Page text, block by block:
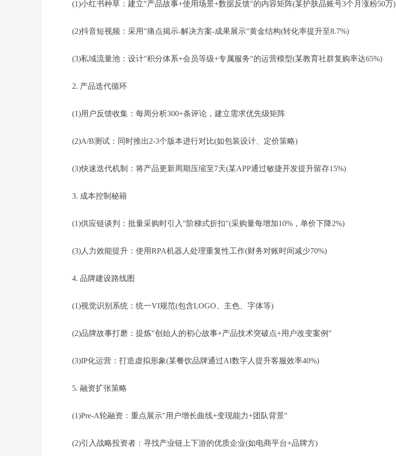
(1)小红书种草：建立"产品故事+使用场景+数据反馈"的内容矩阵(某护肤品账号3个月涨粉50万)
(2)抖音短视频：采用"痛点揭示-解决方案-成果展示"黄金结构(转化率提升至8.7%)
(3)私域流量池：设计"积分体系+会员等级+专属服务"的运营模型(某教育社群复购率达65%)
2. 产品迭代循环
(1)用户反馈收集：每周分析300+条评论，建立需求优先级矩阵
(2)A/B测试：同时推出2-3个版本进行对比(如包装设计、定价策略)
(3)快速迭代机制：将产品更新周期压缩至7天(某APP通过敏捷开发提升留存15%)
3. 成本控制秘籍
(1)供应链谈判：批量采购时引入"阶梯式折扣"(采购量每增加10%，单价下降2%)
(3)人力效能提升：使用RPA机器人处理重复性工作(财务对账时间减少70%)
4. 品牌建设路线图
(1)视觉识别系统：统一VI规范(包含LOGO、主色、字体等)
(2)品牌故事打磨：提炼"创始人的初心故事+产品技术突破点+用户改变案例"
(3)IP化运营：打造虚拟形象(某餐饮品牌通过AI数字人提升客服效率40%)
5. 融资扩张策略
(1)Pre-A轮融资：重点展示"用户增长曲线+变现能力+团队背景"
(2)引入战略投资者：寻找产业链上下游的优质企业(如电商平台+品牌方)